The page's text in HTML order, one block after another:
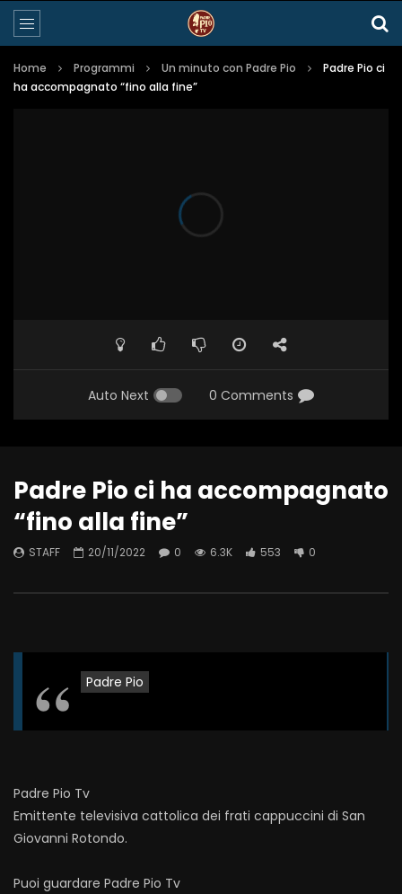
Home Programmi Un minuto con Padre Pio
Padre Pio ci
ha accompagnato “fino alla fine”
Auto Next 0 Comments
Padre Pio ci ha accompagnato
“fino alla fine”
STAFF 20/11/2022 0 6.3K 553 0
Padre Pio
Padre Pio Tv
Emittente televisiva cattolica dei frati cappuccini di San
Giovanni Rotondo.
Puoi guardare Padre Pio Tv